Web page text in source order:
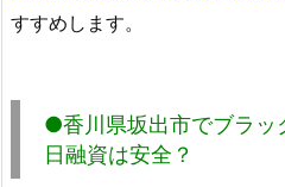
すすめします。
●香川県坂出市でブラッ
日融資は安全？